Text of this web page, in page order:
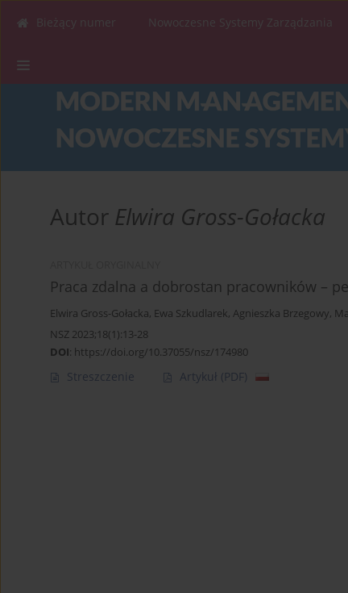
Bieżący numer Nowoczesne Systemy Zarządzania
Autor Elwira Gross-Gołacka
Praca zdalna a dobrostan pracowników –
Elwira Gross-Gołacka, Ewa Szkudlarek, Agnieszka Brzegowy,
NSZ 2023;18(1):13-28
DOI: https://doi.org/10.37055/nsz/174980
Streszczenie Artykuł (PDF)